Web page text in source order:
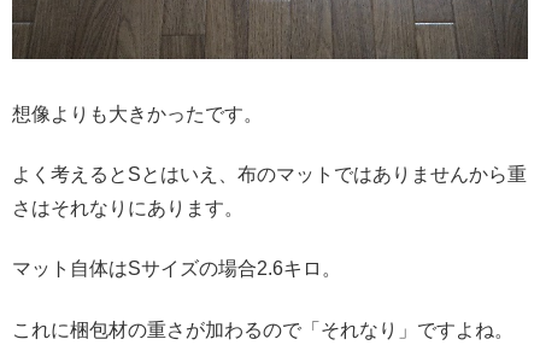
想像よりも大きかったです。
よく考えるとSとはいえ、布のマットではありませんから重
さはそれなりにあります。
マット自体はSサイズの場合2.6キロ。
これに梱包材の重さが加わるので「それなり」ですよね。